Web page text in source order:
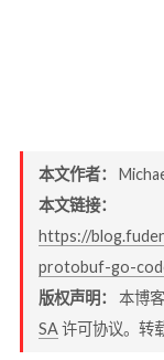
本文作者：
本文链接：
https://
protobuf-go-
版权声明：本博
SA许可协议。转